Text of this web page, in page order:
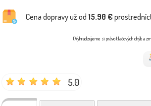
Cena dopravy už od 15.90 €
(Vyhradzujeme si právo tlačových chýb a
5.0